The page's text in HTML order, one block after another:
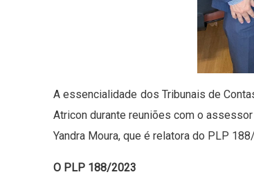
A essencialidade dos Tribunais de
Atricon durante reuniões com o
Yandra Moura, que é relatora do PLP
O PLP 188/2023